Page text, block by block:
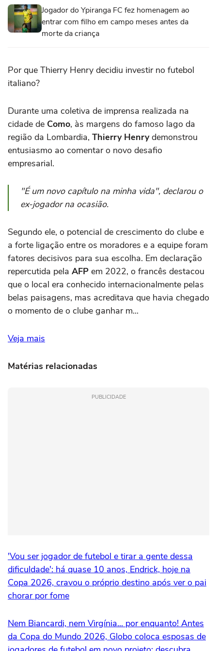
Jogador do Ypiranga FC fez homenagem ao
entrar com filho em campo meses antes da
morte da criança
Por que Thierry Henry decidiu investir no futebol
italiano?
Durante uma coletiva de imprensa realizada na
cidade de Como, às margens do famoso lago da
região da Lombardia, Thierry Henrydemonstrou
entusiasmo ao comentar o novo desafio
empresarial.
"É um novo capítulo na minha vida", declarou o
ex-jogador na ocasião.
Segundo ele, o potencial de crescimento do clube e
a forte ligação entre os moradores e a equipe foram
fatores decisivos para sua escolha. Em declaração
repercutida pela AFP em 2022, o francês destacou
que o local era conhecido internacionalmente pelas
belas paisagens, mas acreditava que havia chegado
o momento de o clube ganhar m...
Veja mais
Matérias relacionadas
PUBLICIDADE
'Vou ser jogador de futebol e tirar a gente dessa
dificuldade': há quase 10 anos, Endrick, hoje na
Copa 2026, cravou o próprio destino após ver o pai
chorar por fome
Nem Biancardi, nem Virgínia... por enquanto! Antes
da Copa do Mundo 2026, Globo coloca esposas de